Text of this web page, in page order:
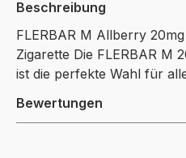
Beschreibung
FLERBAR M Allberry
Zigarette Die FLERBAR M
ist die perfekte Wahl für
Bewertungen